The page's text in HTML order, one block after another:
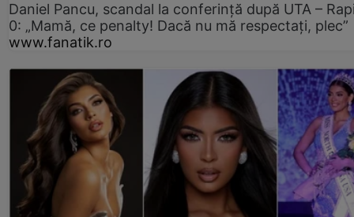
Daniel Pancu, scandal la conferință după UTA –
0: „Mamă, ce penalty! Dacă nu mă respectați, plec”
www.fanatik.ro